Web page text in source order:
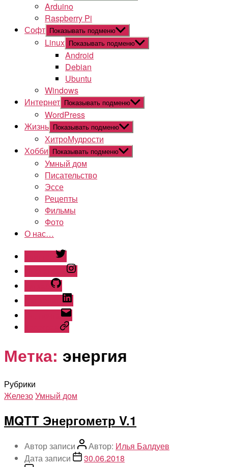
Arduino
Raspberry Pi
Софт Показывать подменю
Linux Показывать подменю
Android
Debian
Ubuntu
Windows
Интернет Показывать подменю
WordPress
Жизнь Показывать подменю
ХитроМудрости
Хобби Показывать подменю
Умный дом
Писательство
Эссе
Рецепты
Фильмы
Фото
О нас…
Метка: энергия
Рубрики
ЖелезоУмный дом
MQTT Энергометр V.1
Автор записи Автор: Илья Балдуев
Дата записи
30.06.2018